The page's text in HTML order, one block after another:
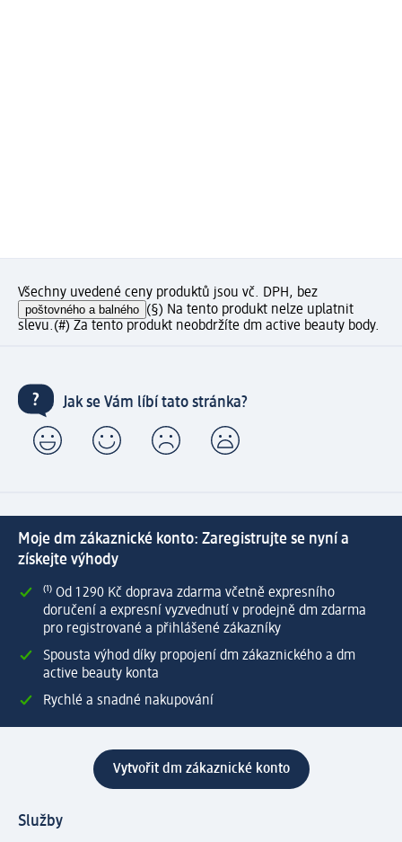
Všechny uvedené ceny produktů jsou vč. DPH, bez
poštovného a balného (§) Na tento produkt nelze uplatnit
slevu.(#) Za tento produkt neobdržíte dm active beauty body.
Jak se Vám líbí tato stránka?
Moje dm zákaznické konto: Zaregistrujte se nyní a
získejte výhody
⁽¹⁾ Od 1 290 Kč doprava zdarma včetně expresního
doručení a expresní vyzvednutí v prodejně dm zdarma
pro registrované a přihlášené zákazníky
Spousta výhod díky propojení dm zákaznického a dm
active beauty konta
Rychlé a snadné nakupování
Vytvořit dm zákaznické konto
Služby